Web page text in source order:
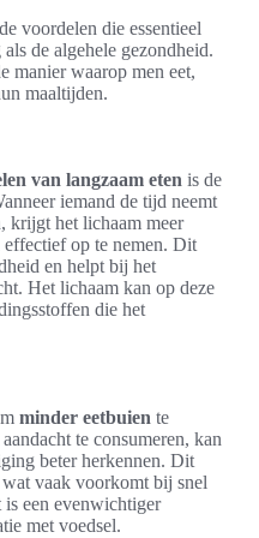
voordelen die essentieel
de algehele gezondheid.
manier waarop men eet,
maaltijden.
van langzaam eten is de
iemand de tijd neemt
krijgt het lichaam meer
op te nemen. Dit
en helpt bij het
Het lichaam kan op deze
die het
minder eetbuien te
te consumeren, kan
beter herkennen. Dit
vaak voorkomt bij snel
is een evenwichtiger
met voedsel.